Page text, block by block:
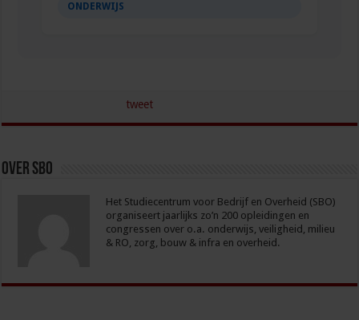
ONDERWIJS
tweet
Over sbo
Het Studiecentrum voor Bedrijf en Overheid (SBO)
organiseert jaarlijks zo’n 200 opleidingen en
congressen over o.a. onderwijs, veiligheid, milieu
& RO, zorg, bouw & infra en overheid.